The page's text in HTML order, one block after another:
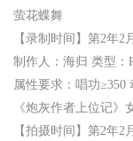
萤花蝶舞
【录制时间】第2年
制作人：海归 类型：
属性要求：唱功≥350
《炮灰作者上位记》
【拍摄时间】第2年